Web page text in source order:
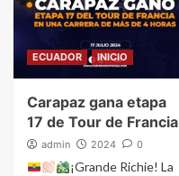
ECUADOR INICIO
Carapaz gana etapa
17 de Tour de Francia
admin 2024 0
¡Grande Richie! La